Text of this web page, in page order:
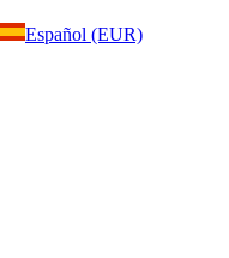
Español (EUR)